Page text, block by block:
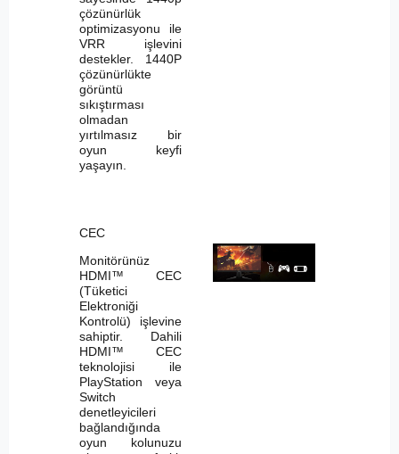
çözünürlük
optimizasyonu ile
VRR işlevini
destekler. 1440P
çözünürlükte
görüntü
sıkıştırması
olmadan
yırtılmasız bir
oyun keyfi
yaşayın.
CEC
Monitörünüz
HDMI™ CEC
(Tüketici
Elektroniği
Kontrolü) işlevine
sahiptir. Dahili
HDMI™ CEC
teknolojisi ile
PlayStation veya
Switch
denetleyicileri
bağlandığında
oyun kolunuzu